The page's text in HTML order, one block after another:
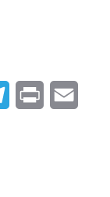
Telegram
Print